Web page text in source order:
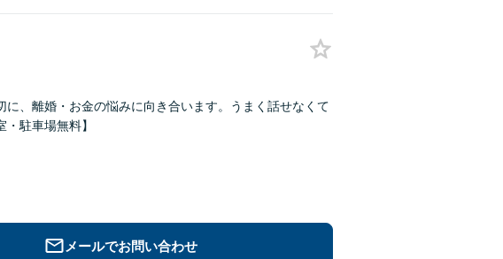
に、離婚・お金の悩みに向き合います。うまく話せなくて
駐車場無料】
メールでお問い合わせ